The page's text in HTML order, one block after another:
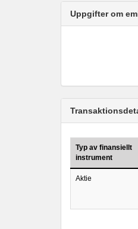
Uppgifter om
Typ av finansiellt
instrument
Aktie